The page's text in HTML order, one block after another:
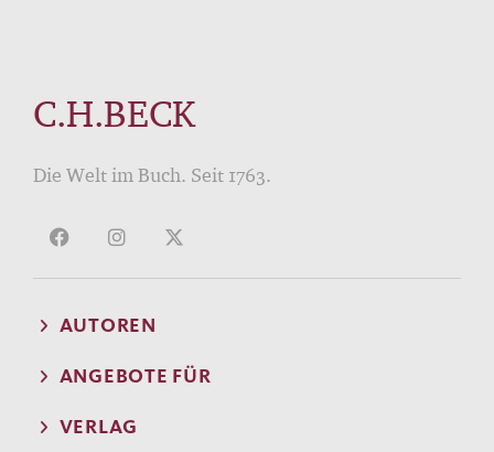
C.H.BECK
Die Welt im Buch. Seit 1763.
AUTOREN
ANGEBOTE FÜR
VERLAG